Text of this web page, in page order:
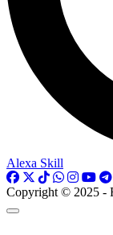
Alexa Skill
Copyright © 2025 -